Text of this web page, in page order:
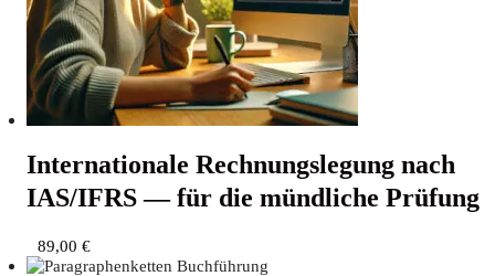
Inter­na­tio­na­le Rech­nungs­le­gung nach
IAS/IFRS — für die münd­li­che Prüfung
89,00 €